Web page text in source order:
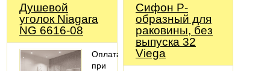
Душевой
уголок Niagara
NG 6616-08
Оплата
при
Сифoн P-
образный для
раковины, без
выпуска 32
Viega